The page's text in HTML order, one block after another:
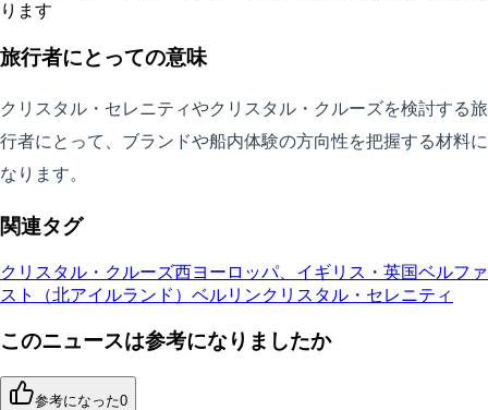
ります
旅行者にとっての意味
クリスタル・セレニティやクリスタル・クルーズを検討する旅
行者にとって、ブランドや船内体験の方向性を把握する材料に
なります。
関連タグ
クリスタル・クルーズ西ヨーロッパ、イギリス・英国ベルファ
スト（北アイルランド） ベルリンクリスタル・セレニティ
このニュースは参考になりましたか
参考になった0